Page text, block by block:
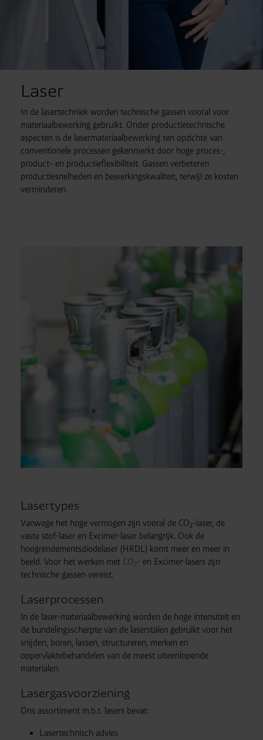
Laser
In de lasertechniek worden technische gassen vooral voor
materiaalbewerking gebruikt. Onder productietechnische
aspecten is de lasermateriaalbewerking ten opzichte van
conventionele processen gekenmerkt door hoge proces-,
product- en productieflexibiliteit. Gassen verbeteren
productiesnelheden en bewerkingskwaliteit, terwijl ze kosten
verminderen.
Lasertypes
Vanwege het hoge vermogen zijn vooral de CO2-laser, de
vaste stof-laser en Excimer-laser belangrijk. Ook de
hoogrendementsdiodelaser (HRDL) komt meer en meer in
beeld. Voor het werken met CO2- en Excimer-lasers zijn
technische gassen vereist.
Laserprocessen
In de laser-materiaalbewerking worden de hoge intensiteit en
de bundelingsscherpte van de laserstalen gebruikt voor het
snijden, boren, lassen, structureren, merken en
oppervlaktebehandelen van de meest uiteenlopende
materialen.
Lasergasvoorziening
Ons assortiment m.b.t. lasers bevat:
Lasertechnisch advies